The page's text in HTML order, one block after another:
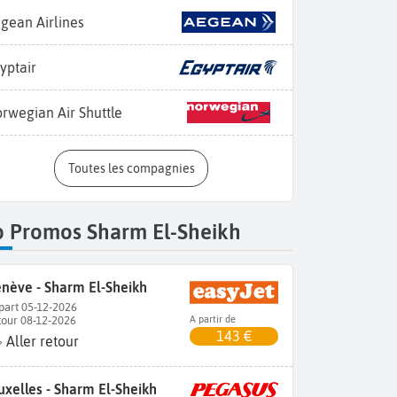
Airlines
Air Shuttle
Toutes les compagnies
Promos Sharm El-Sheikh
- Sharm El-Sheikh
05-12-2026
08-12-2026
Aller retour
A partir de
143 €
- Sharm El-Sheikh